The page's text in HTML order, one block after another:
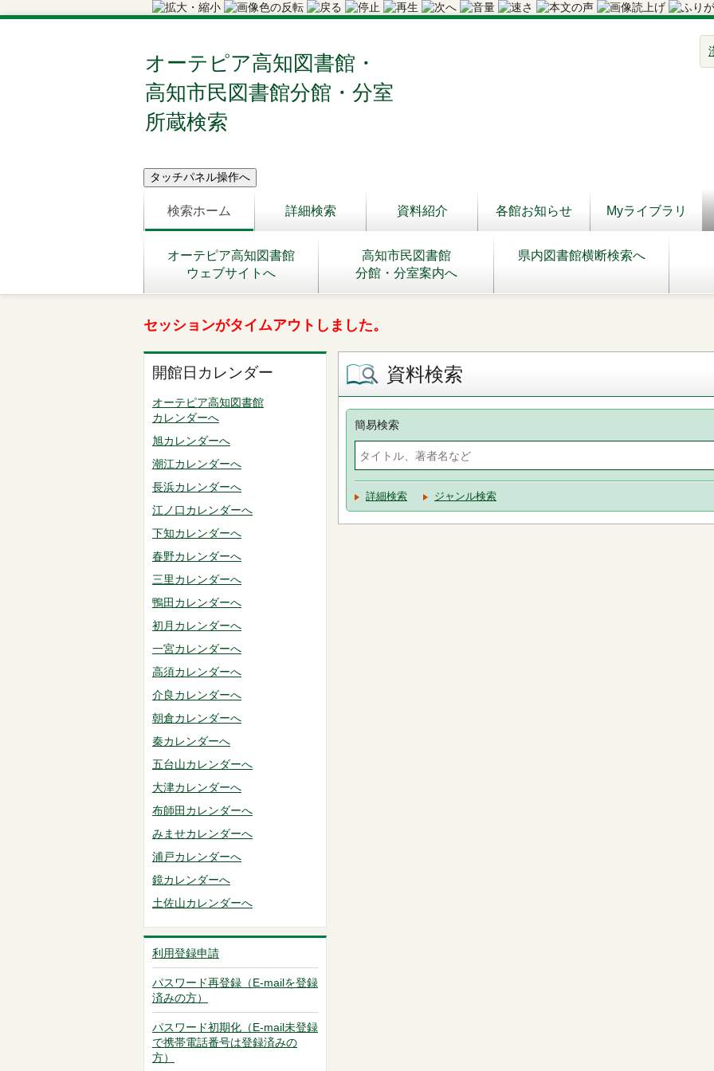
オーテピア高知図書館・
高知市民図書館分館・分室
所蔵検索
検索ホーム 詳細検索 資料紹介 各館お知らせ Myライブラリ
オーテピア高知図書館
ウェブサイトへ
高知市民図書館
分館・分室案内へ
県内図書館横断検索へ
セッションがタイムアウトしました。
開館日カレンダー
オーテピア高知図書館
カレンダーへ
旭カレンダーへ
潮江カレンダーへ
長浜カレンダーへ
江ノ口カレンダーへ
下知カレンダーへ
春野カレンダーへ
三里カレンダーへ
鴨田カレンダーへ
初月カレンダーへ
一宮カレンダーへ
高須カレンダーへ
介良カレンダーへ
朝倉カレンダーへ
秦カレンダーへ
五台山カレンダーへ
大津カレンダーへ
布師田カレンダーへ
みませカレンダーへ
浦戸カレンダーへ
鏡カレンダーへ
土佐山カレンダーへ
利用登録申請
パスワード再登録（E-mailを登録
済みの方）
パスワード初期化（E-mail未登録
で携帯電話番号は登録済みの
方）
資料検索
簡易検索
詳細検索 ジャンル検索